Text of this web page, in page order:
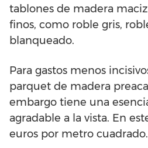
tablones de madera
finos, como roble gris,
blanqueado.
Para gastos menos
parquet de madera
embargo tiene una
agradable a la vista. En
euros por metro cuadrado.